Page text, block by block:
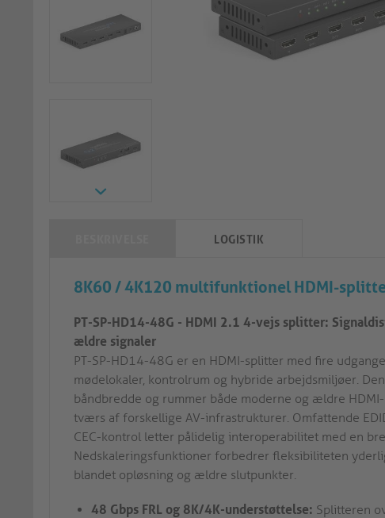
LOGISTIK
8K60 / 4K120 multifunktionel HDMI-
PT-SP-HD14-48G - HDMI 2.1 4-vejs splitter:
ældre signaler
PT-SP-HD14-48G er en HDMI-splitter med fire
mødelokaler, kontrolrum og hybride arbejdsmiljøer.
båndbredde og rummer både moderne og ældre
tværs af forskellige AV-infrastrukturer. Omfattende
CEC-kontrol letter pålidelig interoperabilitet med en
Nedskaleringsfunktioner forbedrer fleksibiliteten
blandet opløsning og ældre slutpunkter.
48 Gbps FRL og 8K/4K-understøttelse: Splitteren